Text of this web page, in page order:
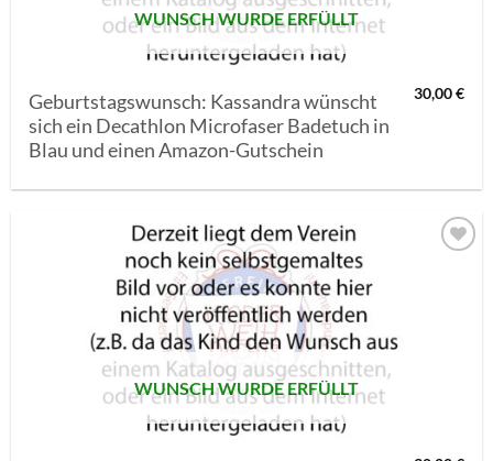
WUNSCH WURDE ERFÜLLT
Geburtstagswunsch: Kassandra wünscht
sich ein Decathlon Microfaser Badetuch in
Blau und einen Amazon-Gutschein
30,00€
WUNSCH WURDE ERFÜLLT